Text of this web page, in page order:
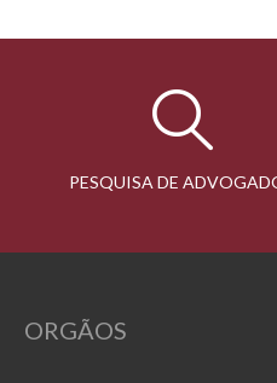
PESQUISA DE
ORGÃOS